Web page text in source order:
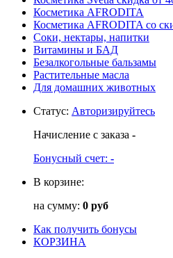
Косметика AFRODITA
Косметика AFRODITA со
Соки, нектары, напитки
Витамины и БАД
Безалкогольные бальзамы
Растительные масла
Для домашних животных
Статус: Авторизируйтесь
Начисление с заказа -
Бонусный счет: -
В корзине:
на сумму: 0 руб
Как получить бонусы
КОРЗИНА